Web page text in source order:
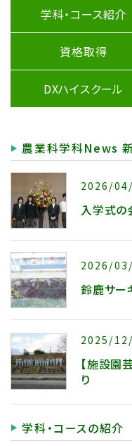
学科・コース紹介
資格取得
DXハイスクール
農業科学科
2026/
入学式の
2026/
鈴鹿サー
2025/
【施設園
り
2025/12/
学科・コースの紹